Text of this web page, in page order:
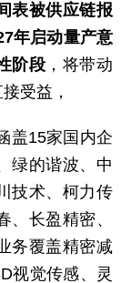
表被供应链报
年启动量产意
阶段 ，将带动
受益，
盖15家国内企
绿的谐波、中
技术、柯力传
、长盈精密、
务覆盖精密减
视觉传感、灵